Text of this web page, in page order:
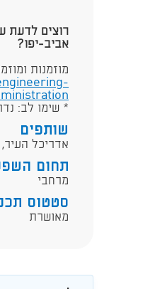
רוצים לדעת
אביב-יפו?
מוזמנות
* שימו לב:
שותפים
אדריכל
תחום
מרחבי
סטטוס
מאושרת